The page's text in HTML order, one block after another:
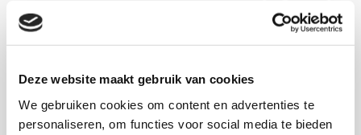
Deze website maakt gebruik van cookies
We gebruiken cookies om content en advertenties te
personaliseren, om functies voor social media te bieden
‘confident’ maar niet ‘competent’ als het om
mediawijsheid en digitale vaardigheid gaat);
gezagsdragers (om zo te zorgen dat jongeren zich
meer verbonden voelen met hen en dat signalen
van radicalisering sneller herkend worden);